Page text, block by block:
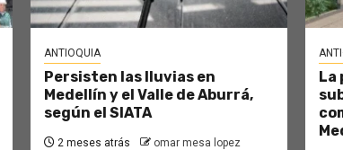
ANTIOQUIA
Persisten las lluvias en
Medellín y el Valle de Aburrá,
según el SIATA
2 meses atrás omar mesa lopez
La